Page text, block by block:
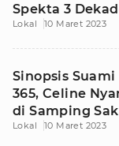
Spekta 3
Lokal 10 Maret 2023
Sinopsis
365, Celine
di Samping
Lokal 10 Maret 2023